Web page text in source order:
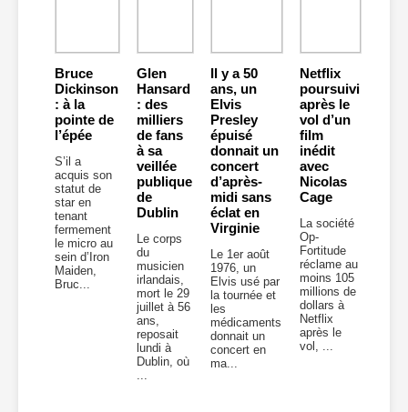
Bruce
Dickinson
: à la
pointe de
l’épée
S’il a
acquis son
statut de
star en
tenant
fermement
le micro au
sein d’Iron
Maiden,
Bruc...
Glen
Hansard
: des
milliers
de fans
à sa
veillée
publique
de
Dublin
Le corps
du
musicien
irlandais,
mort le 29
juillet à 56
ans,
reposait
lundi à
Dublin, où
...
Il y a 50
ans, un
Elvis
Presley
épuisé
donnait un
concert
d’après-
midi sans
éclat en
Virginie
Le 1er août
1976, un
Elvis usé par
la tournée et
les
médicaments
donnait un
concert en
ma...
Netflix
poursuivi
après le
vol d’un
film
inédit
avec
Nicolas
Cage
La société
Op-
Fortitude
réclame au
moins 105
millions de
dollars à
Netflix
après le
vol, ...